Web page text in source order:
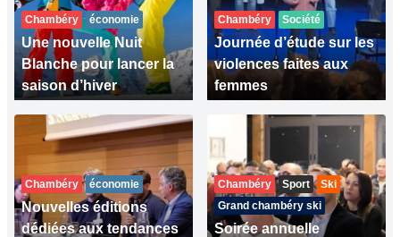
Chambéry économie
Une nouvelle Nuit
Blanche pour lancer la
saison d’hiver
Chambéry Société
Journée d’étude sur les
violences faites aux
femmes
Chambéry économie
Nouvelles éditions
dédiées aux tendances
Chambéry Sport
Ski
Grand chambéry ski
Soirée annuelle